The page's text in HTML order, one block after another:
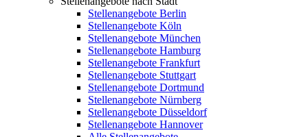
Stellenangebote Berlin
Stellenangebote Köln
Stellenangebote München
Stellenangebote Hamburg
Stellenangebote Frankfurt
Stellenangebote Stuttgart
Stellenangebote Dortmund
Stellenangebote Nürnberg
Stellenangebote Düsseldorf
Stellenangebote Hannover